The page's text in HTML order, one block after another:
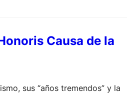
Causa de la
sus “años tremendos” y la